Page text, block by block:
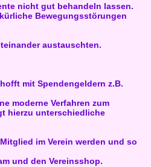
nicht gut behandeln lassen.
Bewegungsstörungen
austauschten.
mit Spendengeldern z.B.
moderne Verfahren zum
hierzu unterschiedliche
im Verein werden und so
und den Vereinsshop.